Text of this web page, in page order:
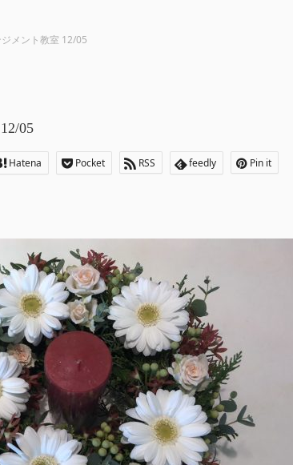
メント教室 12/05
05
Hatena Pocket RSS feedly Pin it